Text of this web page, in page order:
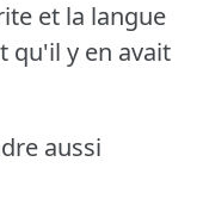
et la langue
qu'il y en avait
aussi